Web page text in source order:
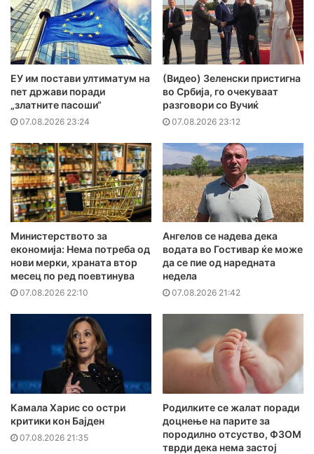
ЕУ им постави ултиматум на
пет држави поради
„златните пасоши“
07.08.2026 23:24
(Видео) Зеленски пристигна
во Србија, го очекуваат
разговори со Вучиќ
07.08.2026 23:12
Министерството за
економија: Нема потреба од
нови мерки, храната втор
месец по ред поевтинува
07.08.2026 22:10
Ангелов се надева дека
водата во Гостивар ќе може
да се пие од наредната
недела
07.08.2026 21:42
Камала Харис со остри
критики кон Бајден
07.08.2026 21:35
Родилките се жалат поради
доцнење на парите за
породилно отсуство, ФЗОМ
тврди дека нема застој